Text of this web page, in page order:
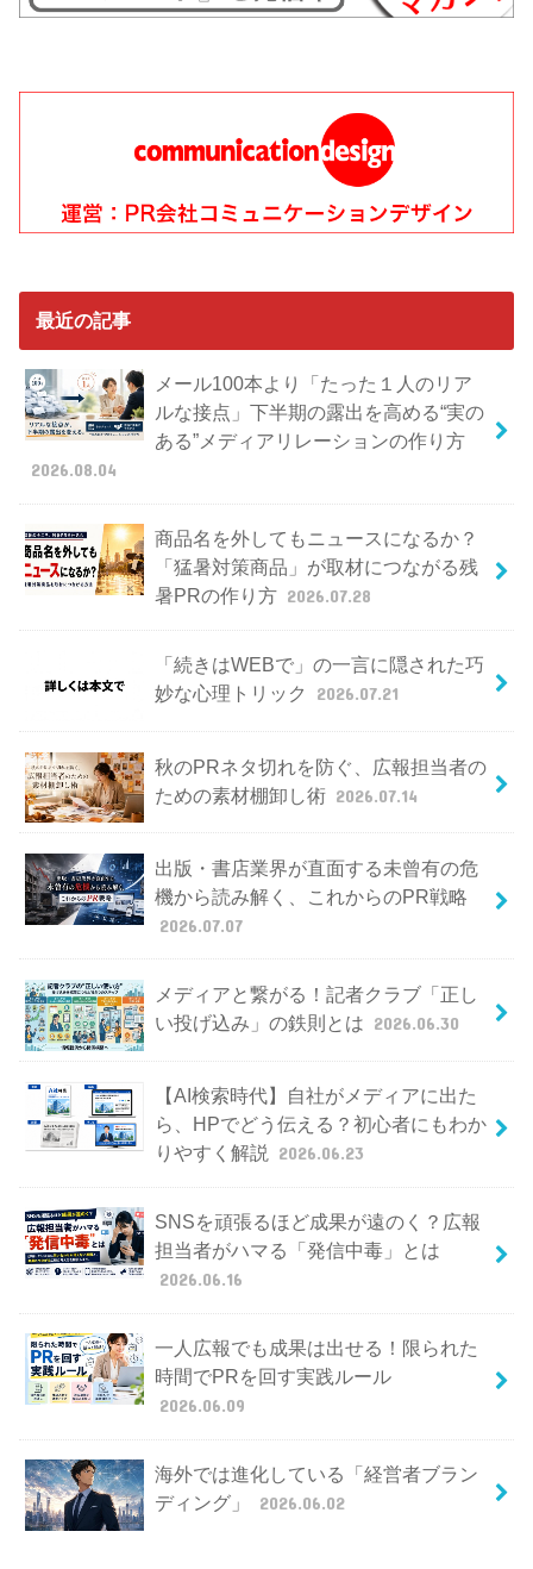
最近の記事
メール100本より「たった１人のリア
ルな接点」下半期の露出を高める“実の
ある”メディアリレーションの作り方
2026.08.04
商品名を外してもニュースになるか？
「猛暑対策商品」が取材につながる残
暑PRの作り方 2026.07.28
「続きはWEBで」の一言に隠された巧
妙な心理トリック
2026.07.21
秋のPRネタ切れを防ぐ、広報担当者の
ための素材棚卸し術 2026.07.14
出版・書店業界が直面する未曾有の危
機から読み解く、これからのPR戦略
2026.07.07
メディアと繋がる！記者クラブ「正し
い投げ込み」の鉄則とは 2026.06.30
【AI検索時代】自社がメディアに出た
ら、HPでどう伝える？初心者にもわか
りやすく解説
2026.06.23
SNSを頑張るほど成果が遠のく？広報
担当者がハマる「発信中毒」とは
2026.06.16
一人広報でも成果は出せる！限られた
時間でPRを回す実践ルール
2026.06.09
海外では進化している「経営者ブラン
ディング」
2026.06.02